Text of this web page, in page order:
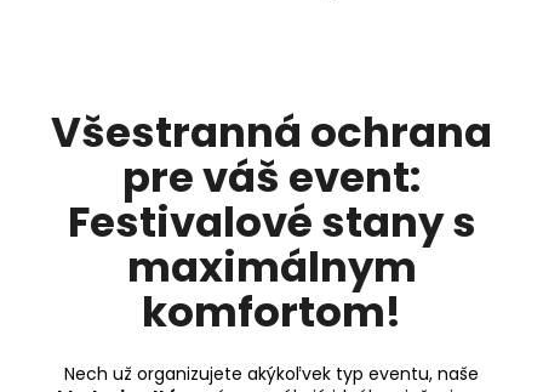
Všestranná ochrana
pre váš event:
Festivalové stany s
maximálnym
komfortom!
Nech už organizujete akýkoľvek typ eventu, naše